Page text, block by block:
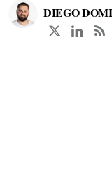
DIEGO